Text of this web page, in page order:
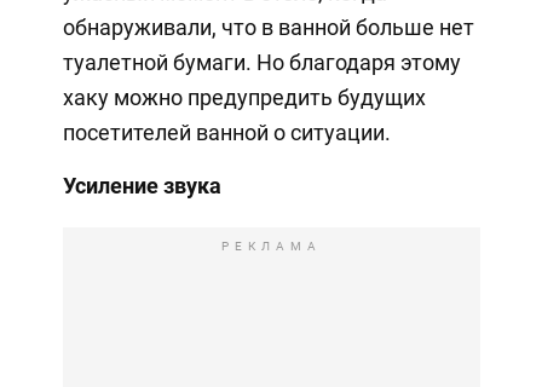
обнаруживали, что в ванной больше нет
туалетной бумаги. Но благодаря этому
хаку можно предупредить будущих
посетителей ванной о ситуации.
Усиление звука
РЕКЛАМА